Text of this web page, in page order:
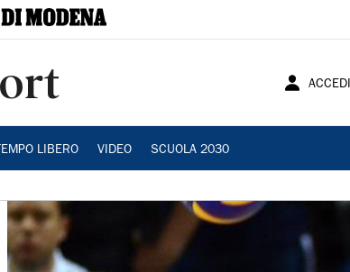
ACCEDI
LIBERO VIDEO SCUOLA 2030